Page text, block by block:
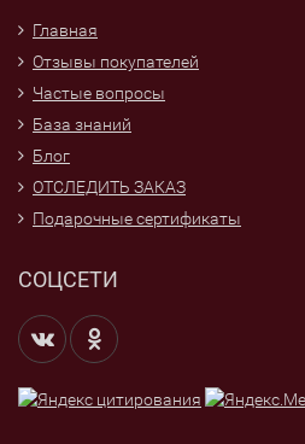
Главная
Отзывы покупателей
Частые вопросы
База знаний
Блог
ОТСЛЕДИТЬ ЗАКАЗ
Подарочные сертификаты
СОЦСЕТИ